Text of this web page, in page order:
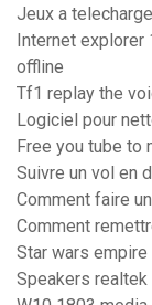
Jeux a
Internet
offline
Tf1 replay the
Logiciel pour
Free you tube to
Suivre un vol en
Comment faire
Comment
Star wars
Speakers